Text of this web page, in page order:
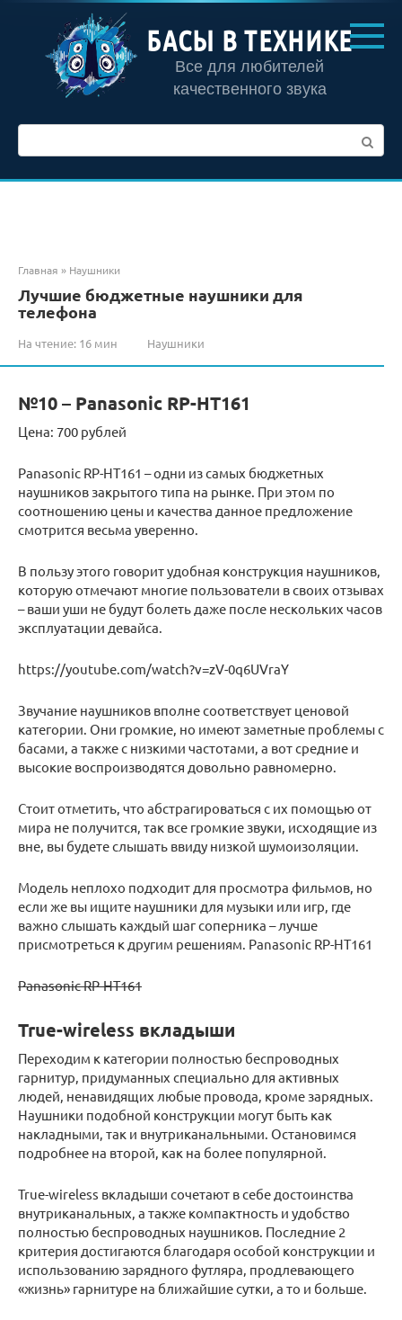
контенту
БАСЫ В ТЕХНИКЕ
Все для любителей
качественного звука
Главная » Наушники
Лучшие бюджетные наушники для
телефона
На чтение: 16 мин Наушники
№10 – Panasonic RP-HT161
Цена: 700 рублей
Panasonic RP-HT161 – одни из самых бюджетных
наушников закрытого типа на рынке. При этом по
соотношению цены и качества данное предложение
смотрится весьма уверенно.
В пользу этого говорит удобная конструкция наушников,
которую отмечают многие пользователи в своих отзывах
– ваши уши не будут болеть даже после нескольких часов
эксплуатации девайса.
https://youtube.com/watch?v=zV-0q6UVraY
Звучание наушников вполне соответствует ценовой
категории. Они громкие, но имеют заметные проблемы с
басами, а также с низкими частотами, а вот средние и
высокие воспроизводятся довольно равномерно.
Стоит отметить, что абстрагироваться с их помощью от
мира не получится, так все громкие звуки, исходящие из
вне, вы будете слышать ввиду низкой шумоизоляции.
Модель неплохо подходит для просмотра фильмов, но
если же вы ищите наушники для музыки или игр, где
важно слышать каждый шаг соперника – лучше
присмотреться к другим решениям. Panasonic RP-HT161
Panasonic RP-HT161
True-wireless вкладыши
Переходим к категории полностью беспроводных
гарнитур, придуманных специально для активных
людей, ненавидящих любые провода, кроме зарядных.
Наушники подобной конструкции могут быть как
накладными, так и внутриканальными. Остановимся
подробнее на второй, как на более популярной.
True-wireless вкладыши сочетают в себе достоинства
внутриканальных, а также компактность и удобство
полностью беспроводных наушников. Последние 2
критерия достигаются благодаря особой конструкции и
использованию зарядного футляра, продлевающего
«жизнь» гарнитуре на ближайшие сутки, а то и больше.